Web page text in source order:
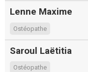
Lenne Maxime
Ostéopathe
Saroul Laëtitia
Ostéopathe